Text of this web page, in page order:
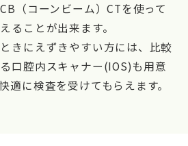
（コーンビーム）CTを使って
ることが出来ます。
きにえずきやすい方には、比較
口腔内スキャナー(IOS)も用意
適に検査を受けてもらえます。